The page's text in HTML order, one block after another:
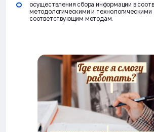
осуществления сбора информации в
методологическими и технологическими
соответствующим методам.